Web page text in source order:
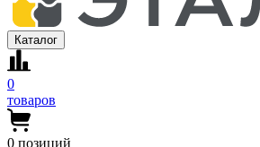
Каталог
0
товаров
0 позиций